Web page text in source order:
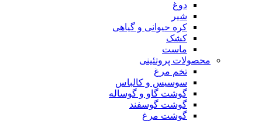
دوغ
شیر
کره حیوانی و گیاهی
کشک
ماست
محصولات پروتئینی
تخم مرغ
سوسیس و کالباس
گوشت گاو و گوساله
گوشت گوسفند
گوشت مرغ